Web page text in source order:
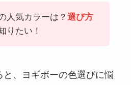
人気カラーは？ 選び方
りたい！
、ヨギボーの色選びに悩